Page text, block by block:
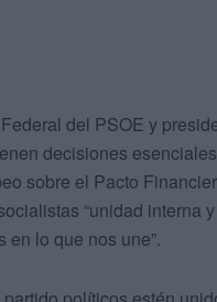
del PSOE y
decisiones
sobre el Pacto
“unidad interna
en lo que nos une”.